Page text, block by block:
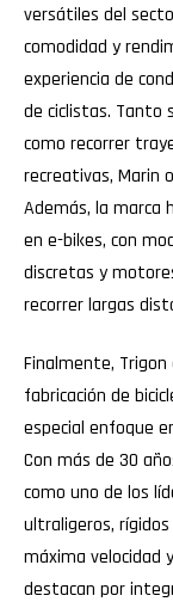
versátiles del
comodidad y
experiencia de
de ciclistas. Tanto
como recorrer
recreativas, Marin
Además, la marca
en e-bikes, con
discretas y
recorrer largas
Finalmente,
fabricación de
especial enfoque
Con más de 30
como uno de los
ultraligeros,
máxima velocidad
destacan por